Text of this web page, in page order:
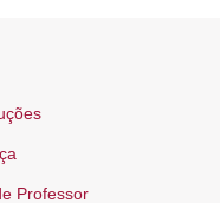
Professor